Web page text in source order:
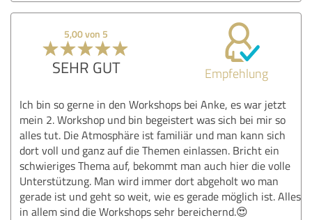
5,00 von 5
SEHR GUT Empfehlung
Ich bin so gerne in den Workshops bei Anke, es war jetzt
mein 2. Workshop und bin begeistert was sich bei mir so
alles tut. Die Atmosphäre ist familiär und man kann sich
dort voll und ganz auf die Themen einlassen. Bricht ein
schwieriges Thema auf, bekommt man auch hier die volle
Unterstützung. Man wird immer dort abgeholt wo man
gerade ist und geht so weit, wie es gerade möglich ist. Alles
in allem sind die Workshops sehr bereichernd.😍